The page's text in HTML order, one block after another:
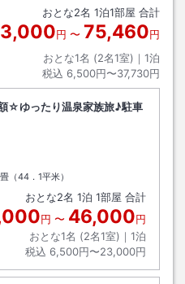
おとな2名 1泊1部屋 合計
円 〜 75,460円
おとな1名 (2名1室)｜ 1泊
税込 6,500円〜37,730円
☆ゆったり温泉家族旅♪駐車
（44．1平米）
おとな2名 1泊 1部屋 合計
円 〜 46,000円
おとな1名 (2名1室)｜ 1泊
税込 6,500円〜23,000円